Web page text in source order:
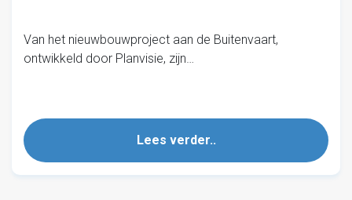
Van het nieuwbouwproject aan de Buitenvaart,
ontwikkeld door Planvisie, zijn…
Lees verder..